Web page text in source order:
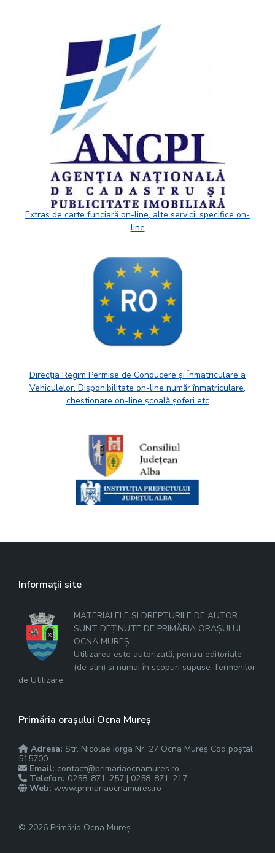
Extras de carte funciară on-line, alte servicii specifice on-
line
Direcția Regim Permise de Conducere și Înmatriculare a
Vehiculelor. Disponibilitate on-line număr înmatriculare,
chestionare on-line școală șoferi etc
Informații site
MATERIALELE ȘI DREPTURILE DE AUTOR
SUNT DEȚINUTE DE PRIMĂRIA ORAȘULUI
OCNA MUREȘ.
Utilizarea este autorizată, pentru editoriale
(de știri) și numai în scopuri supuse Termenilor
de Utilizare.
Primăria orașului Ocna Mureș
Adresa: Str. Nicolae Iorga Nr. 27 Ocna Mureș Cod poștal
515700
Email: contact@primariaocnamures.ro
Telefon: 0258-871-257 | 0258-871-217
Web: www.primariaocnamures.ro
© 2026 Primăria Ocna Mureș